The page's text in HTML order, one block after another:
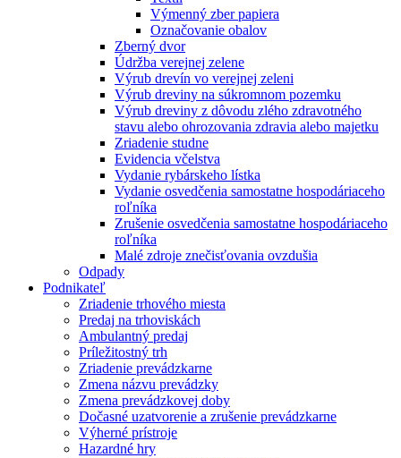
Výmenný zber papiera
Označovanie obalov
Zberný dvor
Údržba verejnej zelene
Výrub drevín vo verejnej zeleni
Výrub dreviny na súkromnom pozemku
Výrub dreviny z dôvodu zlého zdravotného
stavu alebo ohrozovania zdravia alebo majetku
Zriadenie studne
Evidencia včelstva
Vydanie rybárskeho lístka
Vydanie osvedčenia samostatne hospodáriaceho
roľníka
Zrušenie osvedčenia samostatne hospodáriaceho
roľníka
Malé zdroje znečisťovania ovzdušia
Odpady
Podnikateľ
Zriadenie trhového miesta
Predaj na trhoviskách
Ambulantný predaj
Príležitostný trh
Zriadenie prevádzkarne
Zmena názvu prevádzky
Zmena prevádzkovej doby
Dočasné uzatvorenie a zrušenie prevádzkarne
Výherné prístroje
Hazardné hry